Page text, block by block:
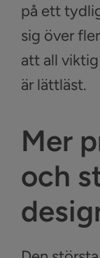
på ett
sig över
att all
är lättläst.
Mer
och